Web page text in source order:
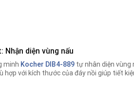
Nhận diện vùng nấu
minh Kocher DIB4-889tự nhân diện vùng
hợp với kích thước của đáy nồi giúp tiết